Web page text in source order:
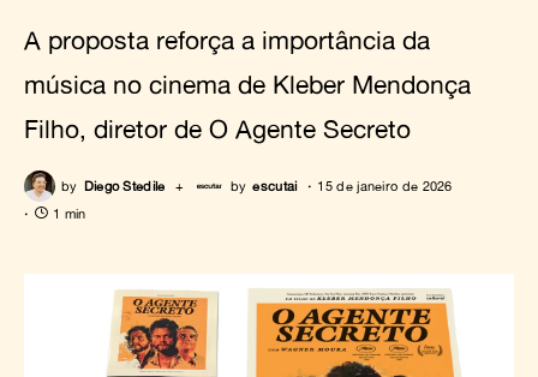
A proposta reforça a importância da
música no cinema de Kleber Mendonça
Filho, diretor de O Agente Secreto
by Diego Stedile + by escutai
15 de janeiro de 2026
1 min